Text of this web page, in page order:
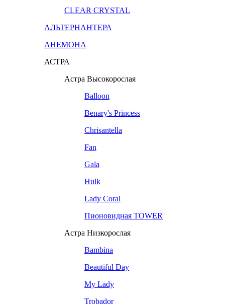
CLEAR CRYSTAL
АЛЬТЕРНАНТЕРА
АНЕМОНА
АСТРА
Астра Высокорослая
Balloon
Benary's Princess
Chrisantella
Fan
Gala
Hulk
Lady Coral
Пионовидная TOWER
Астра Низкорослая
Bambina
Beautiful Day
My Lady
Trobador